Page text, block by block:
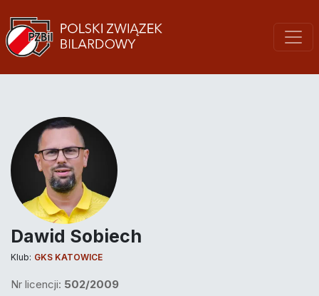
Dawid Sobiech
Klub: GKS KATOWICE
Nr licencji: 502/2009